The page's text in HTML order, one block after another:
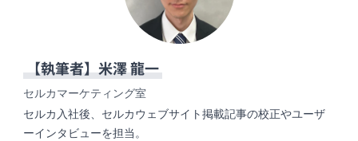
【執筆者】米澤 龍一
セルカマーケティング室
セルカ入社後、セルカウェブサイト掲載記事の校正やユーザ
ーインタビューを担当。